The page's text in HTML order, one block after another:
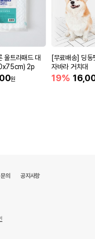
울트라패드 대
2p
원
[무료배송] 딩동
자바라 거치대
19%
의 공지사항